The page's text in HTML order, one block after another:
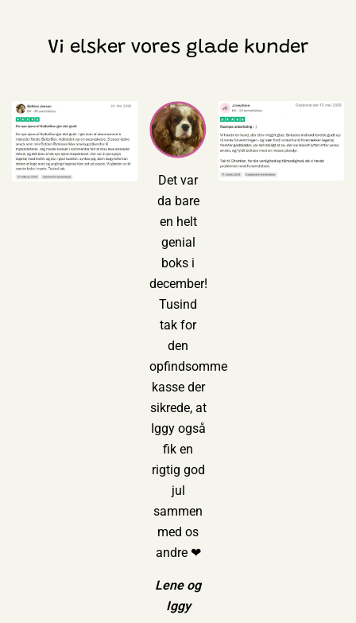
Vi elsker vores glade kunder
Det var
da bare
en helt
genial
boks i
december!
Tusind
tak for
den
opfindsomme
kasse der
sikrede, at
Iggy også
fik en
rigtig god
jul
sammen
med os
andre ❤
Lene og
Iggy